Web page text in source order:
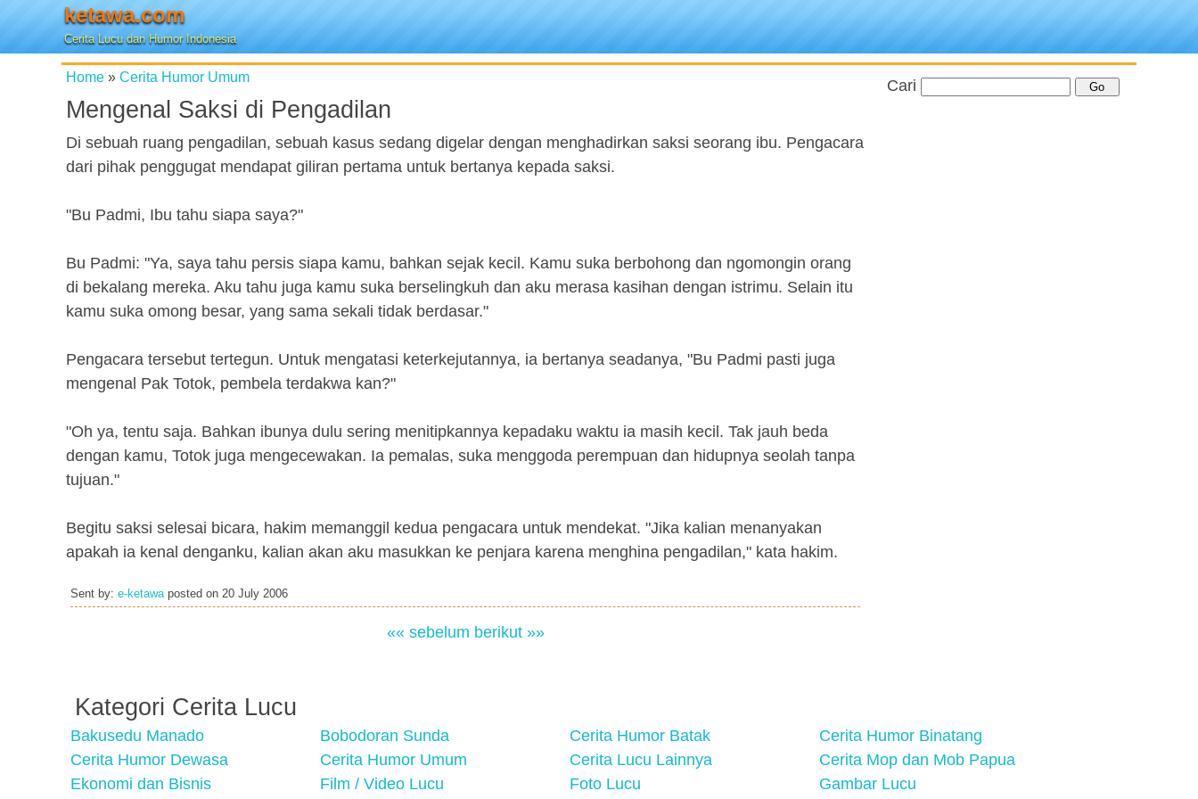
ketawa.com
Cerita Lucu dan Humor Indonesia
Home » Cerita Humor Umum
Mengenal Saksi di Pengadilan
Di sebuah ruang pengadilan, sebuah kasus sedang digelar dengan menghadirkan saksi seorang ibu. Pengacara
dari pihak penggugat mendapat giliran pertama untuk bertanya kepada saksi.
"Bu Padmi, Ibu tahu siapa saya?"
Bu Padmi: "Ya, saya tahu persis siapa kamu, bahkan sejak kecil. Kamu suka berbohong dan ngomongin orang
di bekalang mereka. Aku tahu juga kamu suka berselingkuh dan aku merasa kasihan dengan istrimu. Selain itu
kamu suka omong besar, yang sama sekali tidak berdasar."
Pengacara tersebut tertegun. Untuk mengatasi keterkejutannya, ia bertanya seadanya, "Bu Padmi pasti juga
mengenal Pak Totok, pembela terdakwa kan?"
"Oh ya, tentu saja. Bahkan ibunya dulu sering menitipkannya kepadaku waktu ia masih kecil. Tak jauh beda
dengan kamu, Totok juga mengecewakan. Ia pemalas, suka menggoda perempuan dan hidupnya seolah tanpa
tujuan."
Begitu saksi selesai bicara, hakim memanggil kedua pengacara untuk mendekat. "Jika kalian menanyakan
apakah ia kenal denganku, kalian akan aku masukkan ke penjara karena menghina pengadilan," kata hakim.
Sent by: e-ketawaposted on 20 July 2006
«« sebelum berikut »»
Cari
Kategori Cerita Lucu
Bakusedu Manado Bobodoran Sunda Cerita Humor Batak
Cerita Humor Binatang
Cerita Humor Dewasa
Cerita Humor Umum Cerita Lucu Lainnya
Cerita Mop dan Mob Papua
Ekonomi dan Bisnis
Film / Video Lucu Foto Lucu Gambar Lucu